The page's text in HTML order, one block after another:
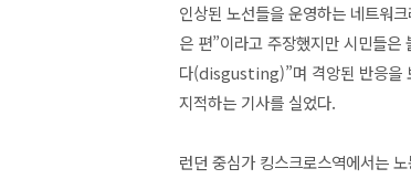
인상된 노선들을 운영하는 네트워
은 편”이라고 주장했지만 시민들은
다(disgusting)”며 격앙된 반응을
지적하는 기사를 실었다.
런던 중심가 킹스크로스역에서는